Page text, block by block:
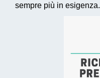
sempre più in esigenza.